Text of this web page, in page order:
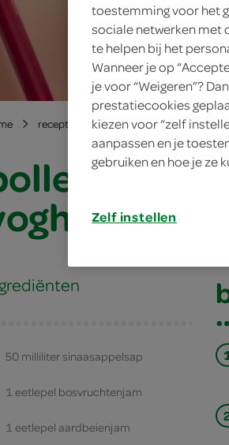
recepten bolletje appel en ei met
50 milliliter sinaasappelsap
1 eetlepel bosvruchtenjam
1 eetlepel aardbeienjam
toestemming voor het
sociale netwerken met
te helpen bij het
Wanneer je op
je voor “Weigeren”?
prestatiecookies
kiezen voor “zelf
aanpassen en je
gebruiken en hoe je ze
Zelf instellen